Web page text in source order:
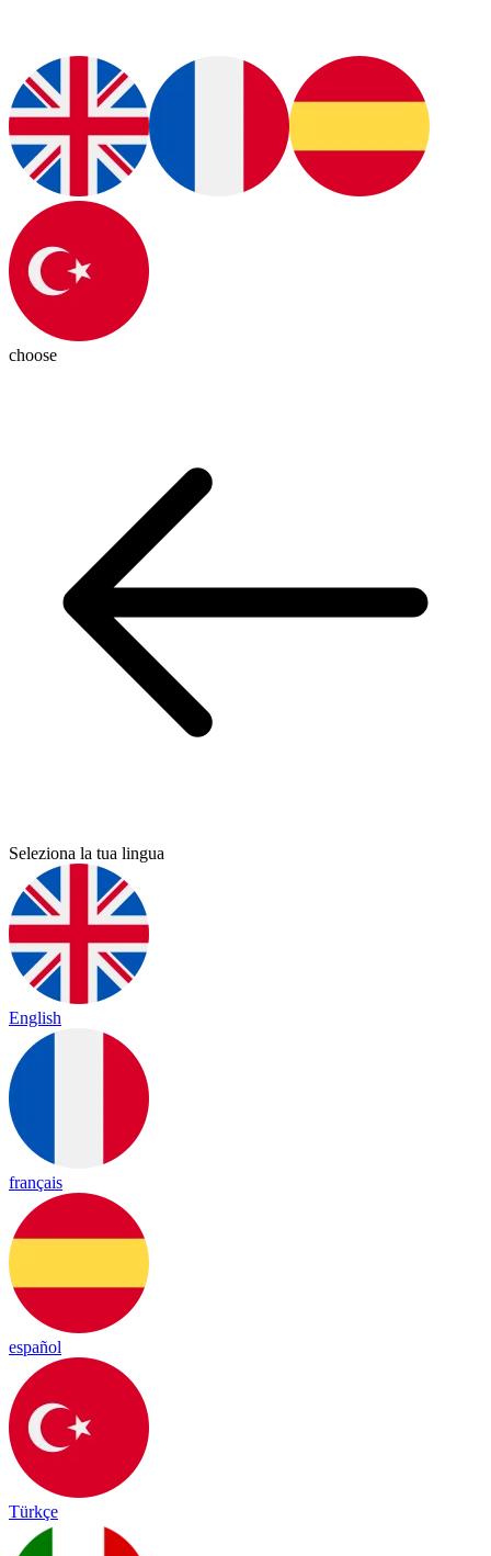
choose
Seleziona la tua lingua
English
français
español
Türkçe